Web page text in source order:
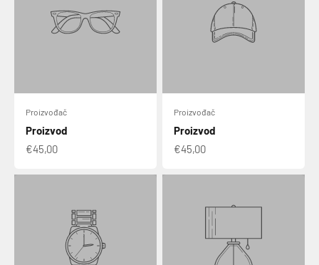
Proizvođač
Proizvod
€45,00
Proizvođač
Proizvod
€45,00